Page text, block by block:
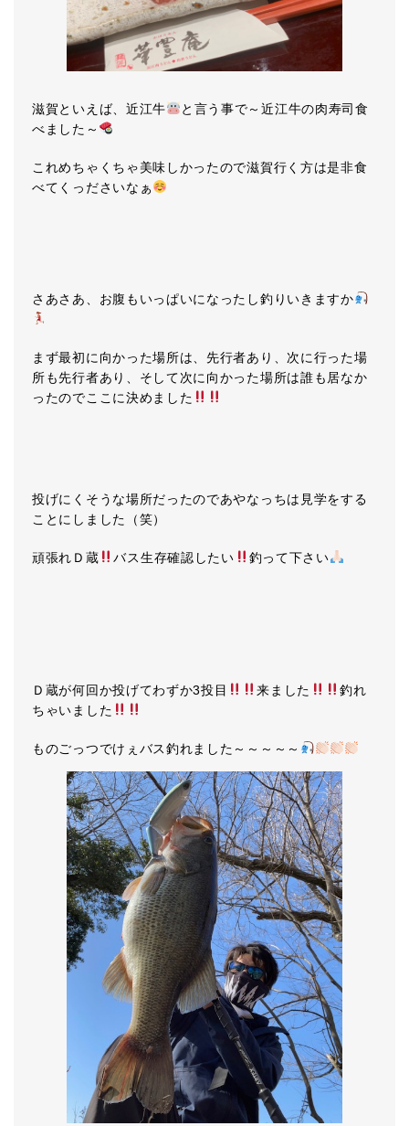
滋賀といえば、近江牛
と言う事で～近江牛の肉寿司食
べました～
これめちゃくちゃ美味しかったので滋賀行く方は是非食
べてくっださいなぁ
さあさあ、お腹もいっぱいになったし釣りいきますか
まず最初に向かった場所は、先行者あり、次に行った場
所も先行者あり、そして次に向かった場所は誰も居なか
ったのでここに決めました
投げにくそうな場所だったのであやなっちは見学をする
ことにしました（笑）
頑張れＤ蔵 バス生存確認したい 釣って下さい
Ｄ蔵が何回か投げてわずか3投目 来ました
釣れ
ちゃいました
ものごっつでけぇバス釣れました～～～～～